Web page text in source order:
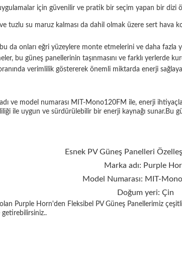
için güvenilir ve pratik bir seçim yapan bir dizi
tuzlu su maruz kalması da dahil olmak üzere sert hava
da onları eğri yüzeylere monte etmelerini ve daha fazla
bu güneş panellerinin taşınmasını ve farklı yerlerde
verimlilik göstererek önemli miktarda enerji
ve model numarası MIT-Mono120FM ile, enerji
ile uygun ve sürdürülebilir bir enerji kaynağı sunar.Bu
Esnek PV Güneş Panelleri
Marka adı: Purple
Model Numarası: MIT-
Doğum yeri: Çin
Purple Horn'den Fleksibel PV Güneş Panellerimiz
getirebilirsiniz..